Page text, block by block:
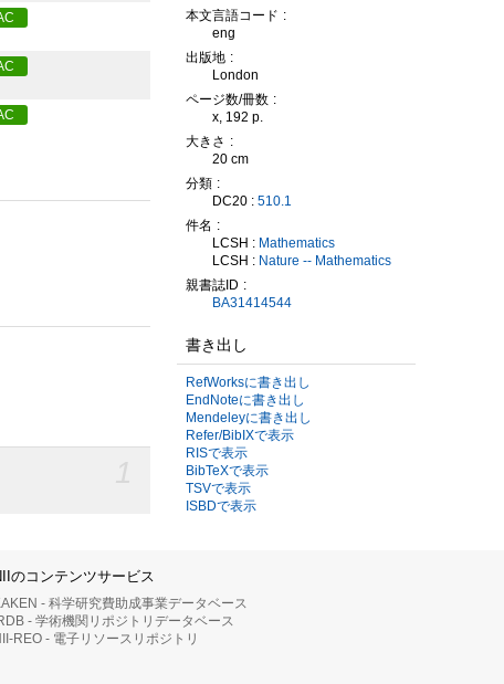
本文言語コード
eng
出版地
London
ページ数/冊数
x, 192 p.
大きさ
20 cm
分類
DC20 : 510.1
件名
LCSH : Mathematics
LCSH : Nature -- Mathematics
親書誌ID
BA31414544
書き出し
RefWorksに書き出し
EndNoteに書き出し
Mendeleyに書き出し
Refer/BibIXで表示
RISで表示
BibTeXで表示
TSVで表示
ISBDで表示
のコンテンツサービス
- 科学研究費助成事業データベース
- 学術機関リポジトリデータベース
REO - 電子リソースリポジトリ